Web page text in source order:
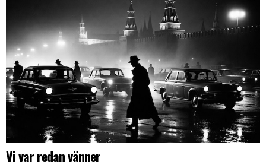
Vi var redan vänner